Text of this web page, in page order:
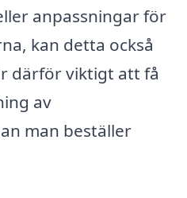
anpassningar för
kan detta också
därför viktigt att få
av
man beställer